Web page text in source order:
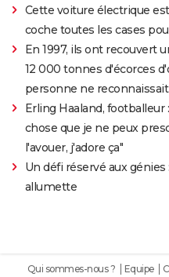
Cette voiture électrique
coche toutes les cases
En 1997, ils ont recouvert
12 000 tonnes d'écorces
personne ne
Erling Haaland,
chose que je ne peux
l'avouer, j'adore ça"
Un défi réservé aux
allumette
Qui sommes-nous ? Equipe